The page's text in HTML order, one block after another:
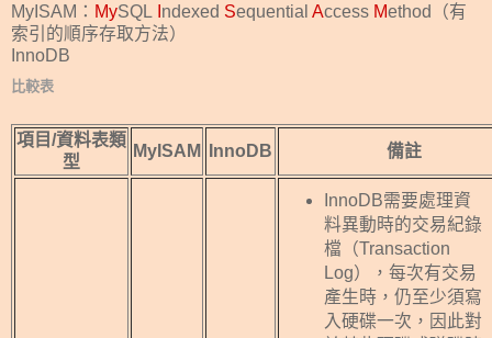
MyISAM： MySQL ndexed Sequential Access Method（有
索引的順序存取方法）
InnoDB
比較表
項目/資料表類
型
MyISAM InnoDB 備註
InnoDB需要處理資
料異動時的交易紀錄
檔（Transaction
Log），每次有交易
產生時，仍至少須寫
入硬碟一次，因此對